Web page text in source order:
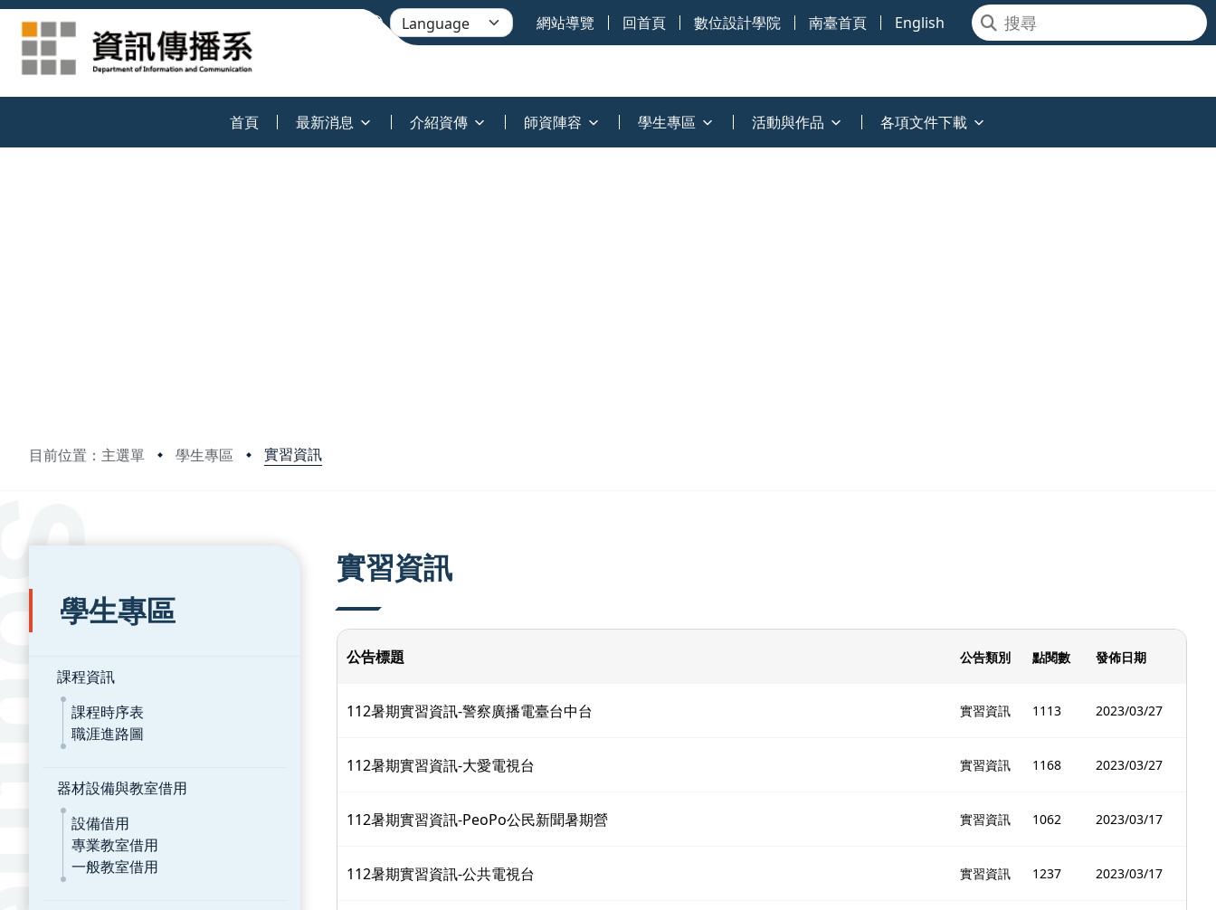
網站導覽 回首頁 數位設計學院 南臺首頁 English
首頁 最新消息 介紹資傳 師資陣容 學生專區 活動與作品 各項文件下載
目前位置：主選單 學生專區 實習資訊
:::
學生專區
課程資訊
課程時序表
職涯進路圖
器材設備與教室借用
設備借用
專業教室借用
一般教室借用
實習資訊
公告標題 公告類別 點閱數 發佈日期
112暑期實習資訊-警察廣播電臺台中台 實習資訊 1113 2023/03/27
112暑期實習資訊-大愛電視台 實習資訊 1168 2023/03/27
112暑期實習資訊-PeoPo公民新聞暑期營 實習資訊 1062 2023/03/17
112暑期實習資訊-公共電視台 實習資訊 1237 2023/03/17